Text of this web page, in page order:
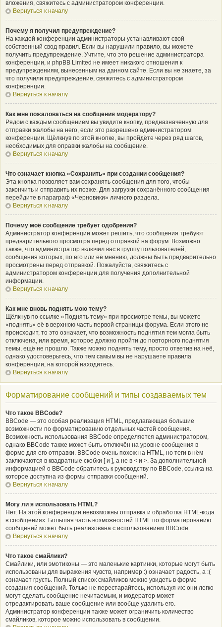
вложения, свяжитесь с администратором конференции.
Вернуться к началу
Почему я получил предупреждение?
На каждой конференции администраторы устанавливают свой
собственный свод правил. Если вы нарушили правило, вы можете
получить предупреждение. Учтите, что это решение администратора
конференции, и phpBB Limited не имеет никакого отношения к
предупреждениям, вынесенным на данном сайте. Если вы не знаете, за
что получили предупреждение, свяжитесь с администратором
конференции.
Вернуться к началу
Как мне пожаловаться на сообщения модератору?
Рядом с каждым сообщением вы увидите кнопку, предназначенную для
отправки жалобы на него, если это разрешено администратором
конференции. Щёлкнув по этой кнопке, вы пройдёте через ряд шагов,
необходимых для оправки жалобы на сообщение.
Вернуться к началу
Что означает кнопка «Сохранить» при создании сообщения?
Эта кнопка позволяет вам сохранять сообщения для того, чтобы
закончить и отправить их позже. Для загрузки сохранённого сообщения
перейдите в параграф «Черновики» личного раздела.
Вернуться к началу
Почему моё сообщение требует одобрения?
Администратор конференции может решить, что сообщения требуют
предварительного просмотра перед отправкой на форум. Возможно
также, что администратор включил вас в группу пользователей,
сообщения которых, по его или её мнению, должны быть предварительно
просмотрены перед отправкой. Пожалуйста, свяжитесь с
администратором конференции для получения дополнительной
информации.
Вернуться к началу
Как мне вновь поднять мою тему?
Щёлкнув по ссылке «Поднять тему» при просмотре темы, вы можете
«поднять» её в верхнюю часть первой страницы форума. Если этого не
происходит, то это означает, что возможность поднятия тем могла быть
отключена, или время, которое должно пройти до повторного поднятия
темы, ещё не прошло. Также можно поднять тему, просто ответив на неё,
однако удостоверьтесь, что тем самым вы не нарушаете правила
конференции, на которой находитесь.
Вернуться к началу
Форматирование сообщений и типы создаваемых тем
Что такое BBCode?
BBCode — это особая реализация HTML, предлагающая большие
возможности по форматированию отдельных частей сообщения.
Возможность использования BBCode определяется администратором,
однако BBCode также может быть отключён на уровне сообщения в
форме для его отправки. BBCode очень похож на HTML, но теги в нём
заключаются в квадратные скобки [ и ], а не в < и >. За дополнительной
информацией о BBCode обратитесь к руководству по BBCode, ссылка на
которое доступна из формы отправки сообщений.
Вернуться к началу
Могу ли я использовать HTML?
Нет. На этой конференции невозможны отправка и обработка HTML-кода
в сообщениях. Большая часть возможностей HTML по форматированию
сообщений может быть реализована с использованием BBCode.
Вернуться к началу
Что такое смайлики?
Смайлики, или эмотиконы — это маленькие картинки, которые могут быть
использованы для выражения чувств, например :) означает радость, а :(
означает грусть. Полный список смайликов можно увидеть в форме
создания сообщений. Только не перестарайтесь, используя их: они легко
могут сделать сообщение нечитаемым, и модератор может
отредактировать ваше сообщение или вообще удалить его.
Администратор конференции также может ограничить количество
смайликов, которое можно использовать в сообщении.